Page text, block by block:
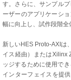
す。さらに、サンプル
ーザーのアプリケーシ
幅に向上し、試作段階全
新しいHES Proto-AXIは
イス経由）またはXilinx
ッジするために使用で
インターフェイスを提